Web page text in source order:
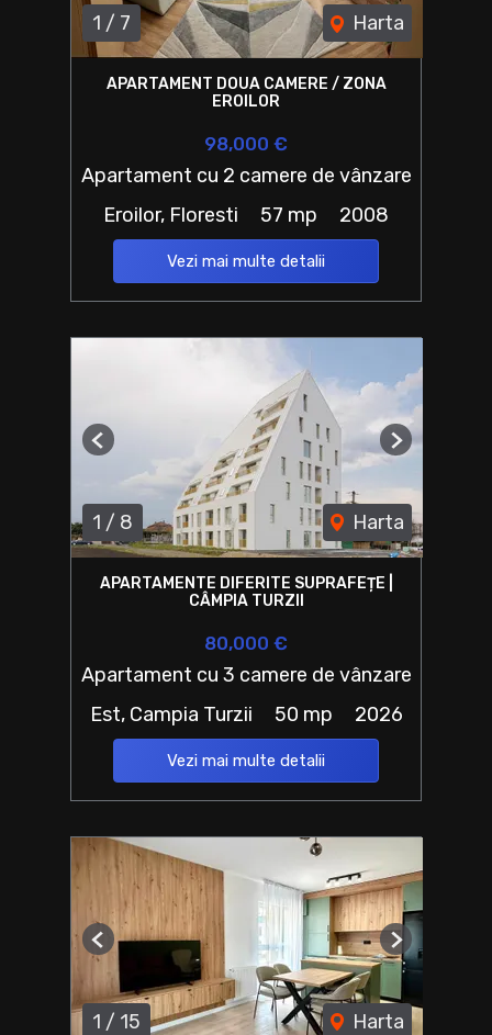
1 / 7 Harta
APARTAMENT DOUA CAMERE / ZONA
EROILOR
98,000 €
Apartament cu 2 camere de vânzare
Eroilor, Floresti
57 mp 2008
Vezi mai multe detalii
1 / 8 Harta
Previous Next
APARTAMENTE DIFERITE SUPRAFEȚE |
CÂMPIA TURZII
80,000 €
Apartament cu 3 camere de vânzare
Est, Campia Turzii
50 mp 2026
Vezi mai multe detalii
1 / 15 Harta
Previous Next